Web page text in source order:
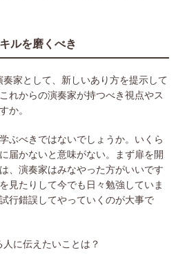
ルを磨くべき
家として、新しいあり方を提示して
れからの演奏家が持つべき視点やス
か。
ぶべきではないでしょうか。いくら
届かないと意味がない。まず扉を開
、演奏家はみなやった方がいいです
見たりして今でも日々勉強していま
行錯誤してやっていくのが大事で
に伝えたいことは？